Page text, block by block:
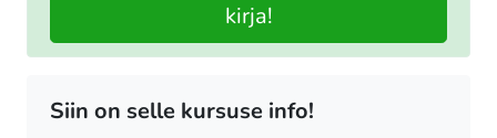
kirja!
Siin on selle kursuse info!